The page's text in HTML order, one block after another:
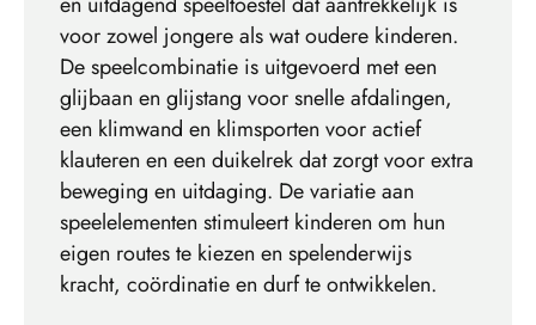
voor zowel jongere als wat oudere kinderen.
De speelcombinatie is uitgevoerd met een
glijbaan en glijstang voor snelle afdalingen,
een klimwand en klimsporten voor actief
klauteren en een duikelrek dat zorgt voor extra
beweging en uitdaging. De variatie aan
speelelementen stimuleert kinderen om hun
eigen routes te kiezen en spelenderwijs
kracht, coördinatie en durf te ontwikkelen.